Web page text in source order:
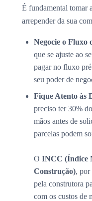
É fundamental tomar
arrepender da sua
Negocie o Fluxo
que se ajuste ao
pagar no fluxo
seu poder de
Fique Atento às
preciso ter 30%
mãos antes de
parcelas podem
O INCC (Índice
Construção), por
pela construtora
com os custos de